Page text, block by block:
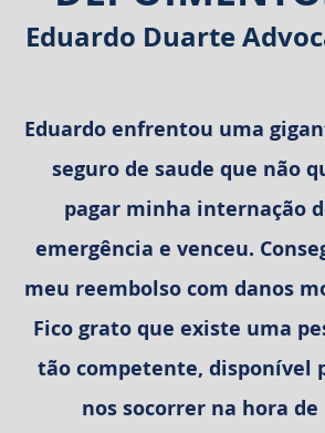
Eduardo Duarte
Eduardo enfrentou uma
seguro de saude que não
pagar minha internação
emergência e venceu.
meu reembolso com danos
Fico grato que existe uma
tão competente, disponível
nos socorrer na hora de